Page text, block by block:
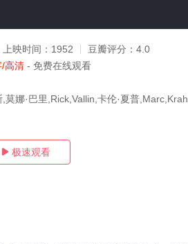
上映时间： 1952 豆瓣评分： 4.0
/高清 - 免费在线观看
,莫娜·巴里,Rick,Vallin,卡伦·夏普,Marc,Krah
 极速观看